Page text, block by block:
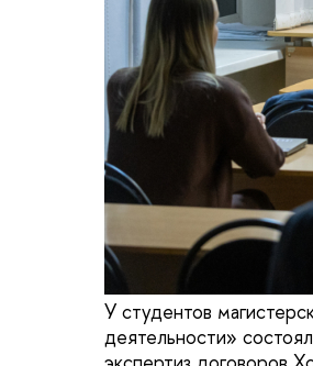
У студентов
деятельности»